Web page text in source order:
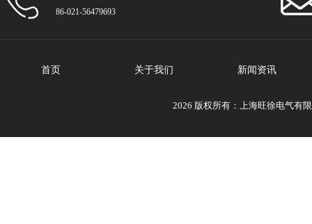
86-021-56479693
首页 关于我们 新闻资讯
2026 版权所有：上海旺徐电气有